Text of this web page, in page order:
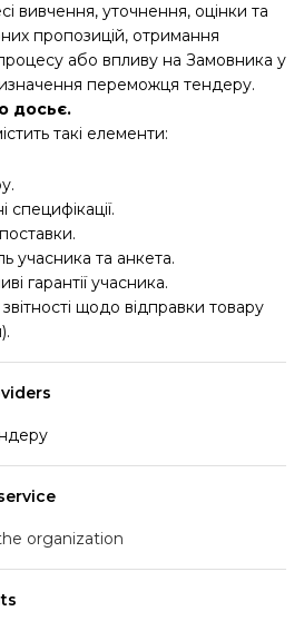
вивчення, уточнення, оцінки та
пропозицій, отримання
процесу або впливу на Замовника у
переможця тендеру.
досьє.
такі елементи:
специфікації.
учасника та анкета.
гарантії учасника.
щодо відправки товару
organization